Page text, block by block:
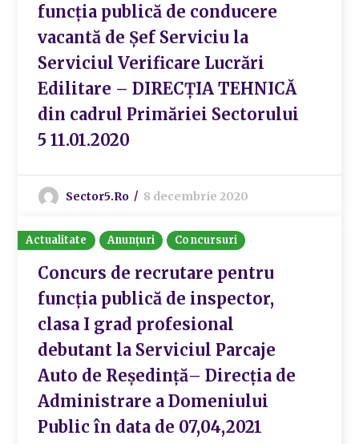
funcția publică de conducere
vacantă de Șef Serviciu la
Serviciul Verificare Lucrări
Edilitare – DIRECȚIA TEHNICĂ
din cadrul Primăriei Sectorului
5 11.01.2020
Sector5.ro 8 decembrie 2020
Actualitate Anunțuri Concursuri
Concurs de recrutare pentru
funcția publică de inspector,
clasa I grad profesional
debutant la Serviciul Parcaje
Auto de Reședință– Direcția de
Administrare a Domeniului
Public în data de 07,04,2021